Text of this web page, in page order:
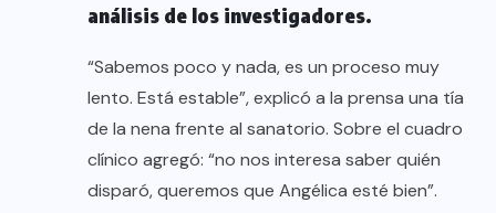
análisis de los investigadores.
“Sabemos poco y nada, es un proceso muy
lento. Está estable”, explicó a la prensa una tía
de la nena frente al sanatorio. Sobre el cuadro
clínico agregó: “no nos interesa saber quién
disparó, queremos que Angélica esté bien”.